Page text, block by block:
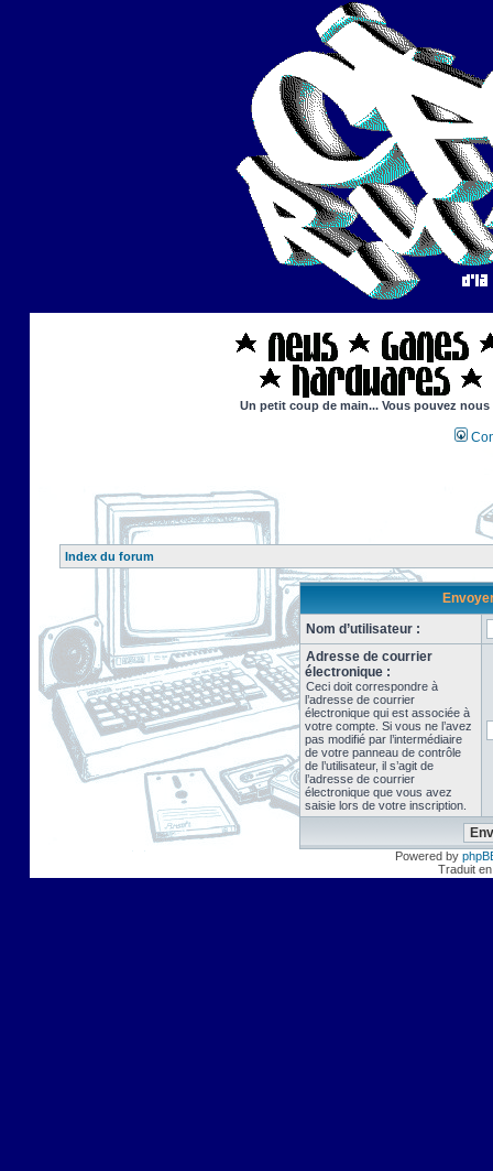
Un petit coup de main... Vous pouvez
Index du forum
Nom d’utilisateur :
Adresse de courrier
électronique :
Ceci doit correspondre à
l’adresse de courrier
électronique qui est associée à
votre compte. Si vous ne l’avez
pas modifié par l’intermédiaire
de votre panneau de contrôle
de l’utilisateur, il s’agit de
l’adresse de courrier
électronique que vous avez
saisie lors de votre inscription.
Powered by
Traduit